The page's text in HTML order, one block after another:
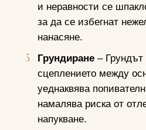
и неравности се
за да се избегнат
нанасяне.
Грундиране– Грундът
сцеплението между
уеднаквява
намалява риска от
напукване.